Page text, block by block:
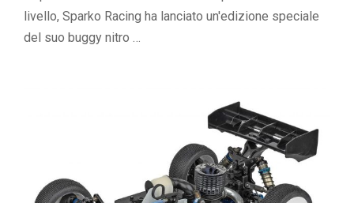
livello, Sparko Racing ha lanciato un'edizione speciale
del suo buggy nitro …